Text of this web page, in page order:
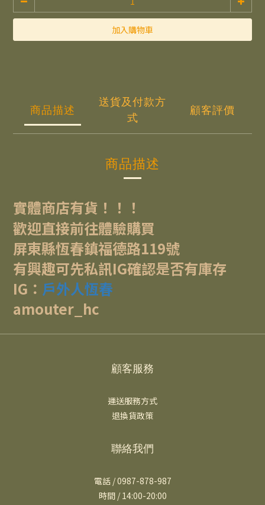
加入購物車
商品描述
送貨及付款方
式
顧客評價
商品描述
實體商店有貨！！！
歡迎直接前往體驗購買
屏東縣恆春鎮福德路119號
有興趣可先私訊IG確認是否有庫存
IG： 戶外人恆春
amouter_hc
顧客服務
運送服務方式
退換貨政策
聯絡我們
電話 / 0987-878-987
時間 / 14:00-20:00